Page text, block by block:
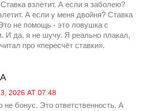
взлетит. А если я заболею?
А если у меня двойня? Ставка
не помощь - это ловушка с
И да, я не шучу. Я реально плакал,
про «пересчёт ставки».
2026 AT 07:48
не бонус. Это ответственность. А